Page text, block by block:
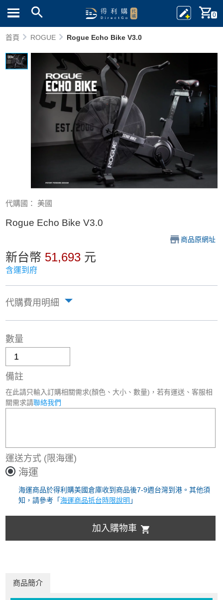
0
首頁 ROGUE Rogue Echo Bike V3.0
代購國： 美國
Rogue Echo Bike V3.0
商品原網址
新台幣 51,693 元
含運到府
代購費用明細
數量
備註
在此請只輸入訂購相關需求(顏色、大小、數量)，若有運送、客服相
關需求請聯絡我們
運送方式 (限海運)
海運
海運商品於得利購美國倉庫收到商品後7-9週台灣到港。其他須
知，請參考「海運商品抵台時限說明 」
加入購物車
商品簡介